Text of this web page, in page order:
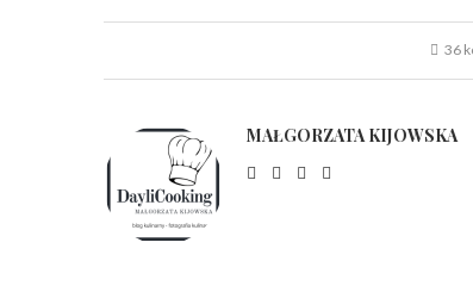
36
MAŁGORZATA KIJOWSKA